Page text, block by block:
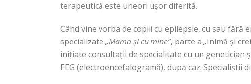
terapeutică este uneori ușor diferită.
Când vine vorba de copiii cu epilepsie, cu sau fără
specializate „Mama și cu mine”, parte a „Inimă și
inițiate consultații de specialitate cu un genetician
EEG (electroencefalogramă), după caz.